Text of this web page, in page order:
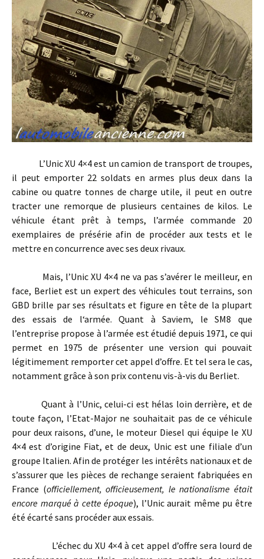
L’Unic XU 4×4 est un camion de transport de troupes,
il peut emporter 22 soldats en armes plus deux dans la
cabine ou quatre tonnes de charge utile, il peut en outre
tracter une remorque de plusieurs centaines de kilos. Le
véhicule étant prêt à temps, l’armée commande 20
exemplaires de présérie afin de procéder aux tests et le
mettre en concurrence avec ses deux rivaux.
Mais, l’Unic XU 4×4 ne va pas s’avérer le meilleur, en
face, Berliet est un expert des véhicules tout terrains, son
GBD brille par ses résultats et figure en tête de la plupart
des essais de l‘armée. Quant à Saviem, le SM8 que
l’entreprise propose à l’armée est étudié depuis 1971, ce qui
permet en 1975 de présenter une version qui pouvait
légitimement remporter cet appel d’offre. Et tel sera le cas,
notamment grâce à son prix contenu vis-à-vis du Berliet.
Quant à l’Unic, celui-ci est hélas loin derrière, et de
toute façon, l’Etat-Major ne souhaitait pas de ce véhicule
pour deux raisons, d’une, le moteur Diesel qui équipe le XU
4×4 est d’origine Fiat, et de deux, Unic est une filiale d’un
groupe Italien. Afin de protéger les intérêts nationaux et de
s’assurer que les pièces de rechange seraient fabriquées en
France (officiellement, officieusement, le nationalisme était
encore marqué à cette époque), l’Unic aurait même pu être
été écarté sans procéder aux essais.
L’échec du XU 4×4 à cet appel d’offre sera lourd de